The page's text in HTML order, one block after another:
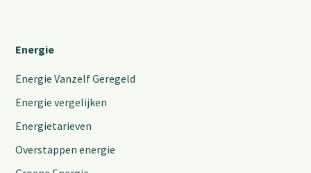
Energie
Energie Vanzelf Geregeld
Energie vergelijken
Energietarieven
Overstappen energie